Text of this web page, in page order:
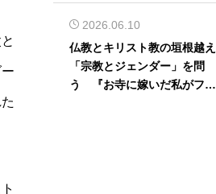
2026.06.10
仏教とキリスト教の垣根越え
「宗教とジェンダー」を問
う 『お寺に嫁いだ私がフェ